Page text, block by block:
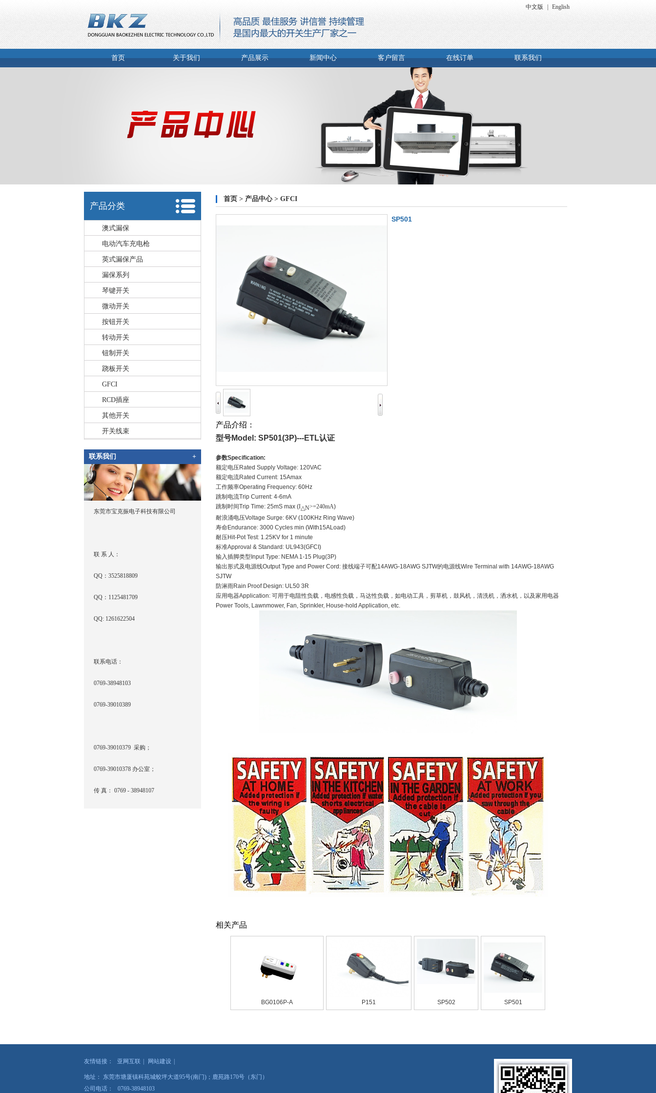
中文版 English
首页 关于我们 产品展示 新闻中心 客户留言 在线订单 联系我们
产品分类
澳式漏保
电动汽车充电枪
英式漏保产品
漏保系列
琴键开关
微动开关
按钮开关
转动开关
钮制开关
跷板开关
GFCI
RCD插座
其他开关
开关线束
联系我们 +
东莞市宝克振电子科技有限公司
联 系 人：
QQ：3525818809
QQ：1125481709
QQ: 1261622504
联系电话：
0769-38948103
0769-39010389
0769-39010379 采购；
0769-39010378 办公室；
传 真： 0769 - 38948107
首页 > 产品中心> GFCI
SP501
产品介绍：
型号Model: SP501(3P)---ETL认证
参数Specification:
额定电压Rated Supply Voltage: 120VAC
额定电流Rated Current: 15Amax
工作频率Operating Frequency: 60Hz
跳制电流Trip Current: 4-6mA
跳制时间Trip Time: 25mS max (I△N>=240mA)
耐浪涌电压Voltage Surge: 6KV (100KHz Ring Wave)
寿命Endurance: 3000 Cycles min (With15ALoad)
耐压Hit-Pot Test: 1.25KV for 1 minute
标准Approval & Standard: UL943(GFCI)
输入插脚类型 Input Type: NEMA 1-15 Plug(3P)
输出形式及电源线Output Type and Power Cord: 接线端子可配14AWG-18AWG SJTW的电源线Wire Terminal with 14AWG-18AWG
SJTW
防淋雨Rain Proof Design: UL50 3R
应用电器Application: 可用于电阻性负载，电感性负载，马达性负载，如电动工具，剪草机，鼓风机，清洗机，洒水机，以及家用电器
Power Tools, Lawnmower, Fan, Sprinkler, House-hold Application, etc.
相关产品
BG0106P-A P151 SP502 SP501
友情链接： 亚网互联 网站建设
地址： 东莞市塘厦镇科苑城蛟坪大道95号(南门)；鹿苑路170号（东门）
公司电话： 0769-38948103